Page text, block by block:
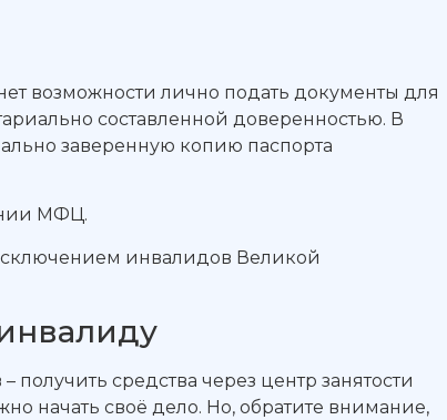
возможности лично подать документы для
составленной доверенностью. В
заверенную копию паспорта
МФЦ.
инвалидов Великой
получить средства через центр занятости
начать своё дело. Но, обратите внимание,